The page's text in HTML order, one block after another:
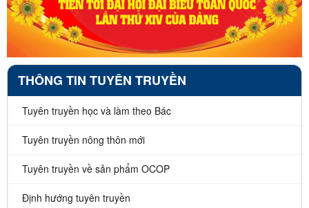
THÔNG TIN TUYÊN TRUYỀN
Tuyên truyền học và làm theo Bác
Tuyên truyền nông thôn mới
Tuyên truyền về sản phẩm OCOP
Định hướng tuyên truyền